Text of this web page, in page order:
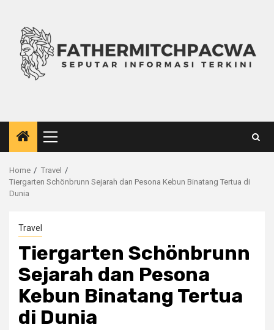
content
Primary
Menu
Home
Travel
Tiergarten Schönbrunn Sejarah dan Pesona Kebun Binatang Tertua di
Dunia
Travel
Tiergarten Schönbrunn
Sejarah dan Pesona
Kebun Binatang Tertua
di Dunia